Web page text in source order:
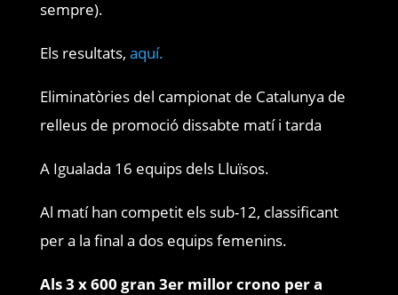
sempre).
Els resultats, aquí.
Eliminatòries del campionat de Catalunya de
relleus de promoció dissabte matí i tarda
A Igualada 16 equips dels Lluïsos.
Al matí han competit els sub-12, classificant
per a la final a dos equips femenins.
Als 3 x 600 gran 3er millor crono per a